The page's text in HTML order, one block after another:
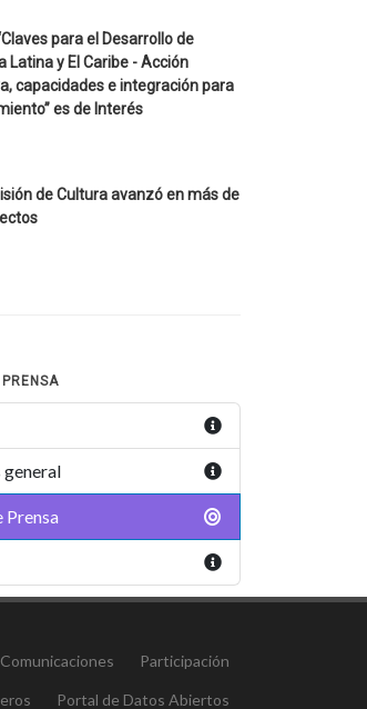
para el Desarrollo de
Latina y El Caribe - Acción
capacidades e integración para
es de Interés
de Cultura avanzó en más de
general
Prensa
Comunicaciones Participación
Portal de Datos Abiertos